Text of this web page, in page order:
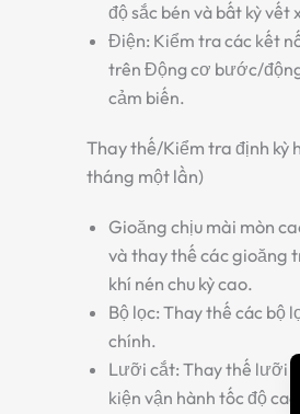
độ sắc bén và bất kỳ vết
Điện: Kiểm tra các kết
trên Động cơ bước/
cảm biến.
Thay thế/Kiểm tra định kỳ
tháng một lần)
Gioăng chịu mài mòn
và thay thế các gioăng
khí nén chu kỳ cao.
Bộ lọc: Thay thế các bộ
chính.
Lưỡi cắt: Thay thế lưỡi
kiện vận hành tốc độ